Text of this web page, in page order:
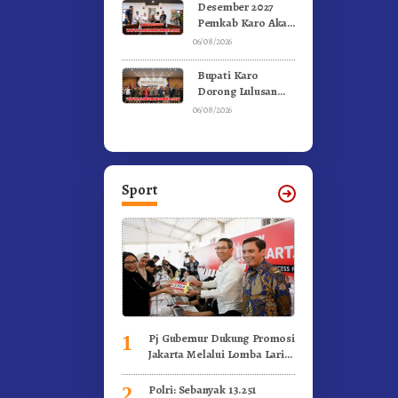
Desember 2027
Pemkab Karo Akan
Serahkan Aset
Ke Moderamen
GBKP
06/08/2026
Bupati Karo
Dorong Lulusan
Universitas Quality
dan Berintegritas
06/08/2026
Sport
1
Pj Gubernur Dukung Promosi
Jakarta Melalui Lomba Lari
Polri: Sebanyak 13.251